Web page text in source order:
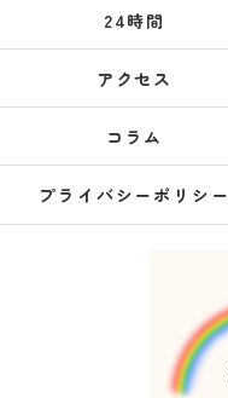
24時間
アクセス
コラム
プライバシーポリシー